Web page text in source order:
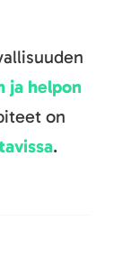
ja helpon
on
.